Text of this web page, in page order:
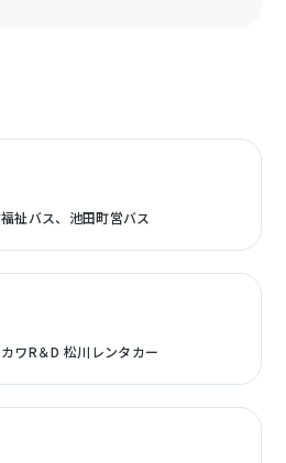
祉バス、池田町営バス
ワR＆D 松川レンタカー